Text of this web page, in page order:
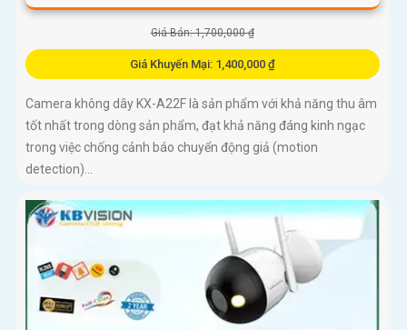
Giá Bán: 1,700,000 ₫
Giá Khuyến Mại: 1,400,000 ₫
Camera không dây KX-A22F là sản phẩm với khả năng thu âm
tốt nhất trong dòng sản phẩm, đạt khả năng đáng kinh ngạc
trong việc chống cảnh báo chuyển động giả (motion
detection)...